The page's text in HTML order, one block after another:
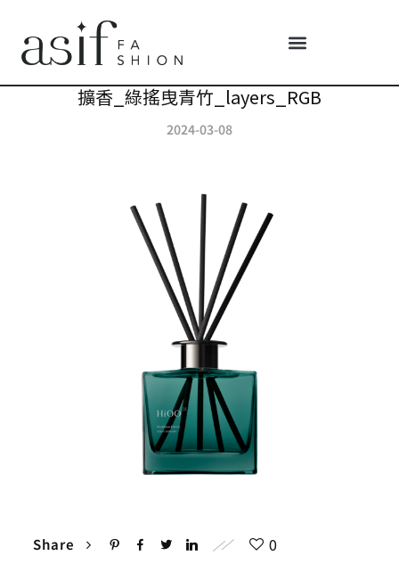
擴香_綠搖曳青竹_layers_RGB
2024-03-08
Share 0